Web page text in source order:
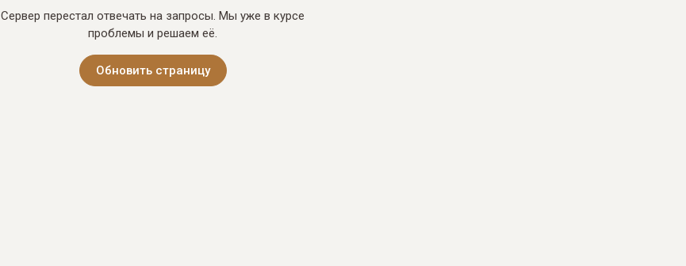
Сервер перестал отвечать на запросы. Мы уже в курсе
проблемы и решаем её.
Обновить страницу